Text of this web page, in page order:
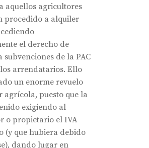
aquellos agricultores
procedido a alquiler
el derecho de
subvenciones de la PAC
arrendatarios. Ello
un enorme revuelo
agrícola, puesto que la
exigiendo al
o propietario el IVA
(y que hubiera debido
dando lugar en